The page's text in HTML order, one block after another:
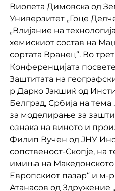
Виолета Димовска од
Универзитет „Гоце
„Влијание на
хемискиот состав на
сортата Вранец“. Во
Конференцијата
Заштитата на
р Дарко Јакшиќ од
Белград, Србија на
за моделирање за
ознака на виното и
Филип Вучен од ЈНУ
сопственост-Скопје, на
имиња на
Европскиот пазар“ и м-
Атанасов од